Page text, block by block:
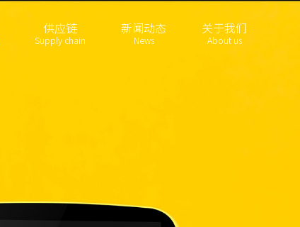
供应链
Supply chain
新闻动态
News
关于我们
About us